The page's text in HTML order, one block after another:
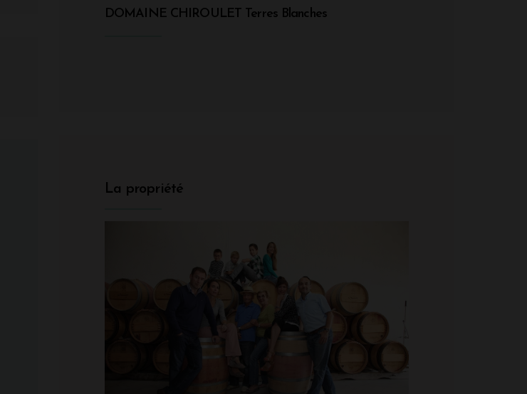
DOMAINE CHIROULET Terres Blanches
La propriété